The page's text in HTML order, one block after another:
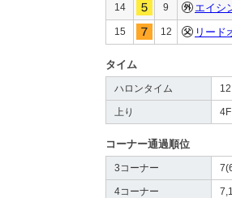
14 9 エイシ
15 12 リード
タイム
ハロンタイム
上り
コーナー通過順位
3コーナー
4コーナー